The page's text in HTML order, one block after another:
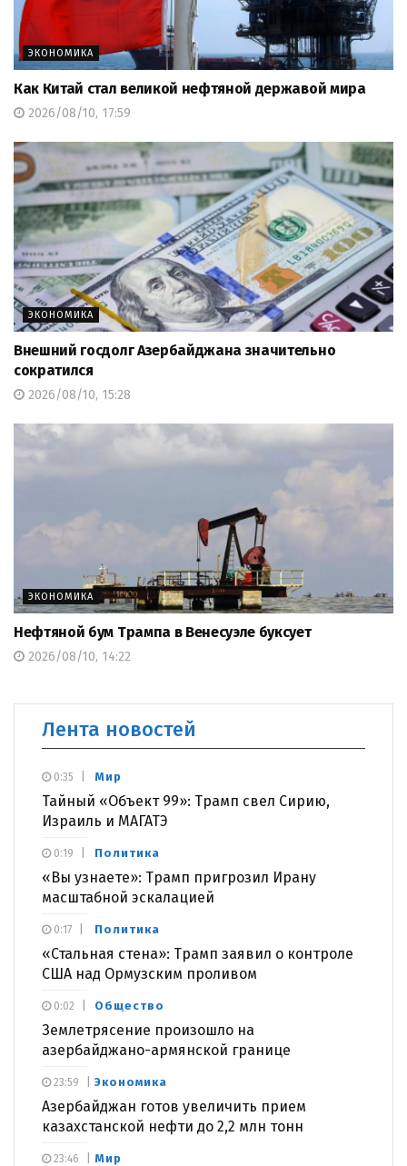
ЭКОНОМИКА
Как Китай стал великой нефтяной державой мира
2026/08/10, 17:59
ЭКОНОМИКА
Внешний госдолг Азербайджана значительно
сократился
2026/08/10, 15:28
ЭКОНОМИКА
Нефтяной бум Трампа в Венесуэле буксует
2026/08/10, 14:22
Лента новостей
Мир
Тайный «Объект 99»: Трамп свел Сирию,
Израиль и МАГАТЭ
0:35
Политика
«Вы узнаете»: Трамп пригрозил Ирану
масштабной эскалацией
0:19
Политика
«Стальная стена»: Трамп заявил о контроле
США над Ормузским проливом
0:17
Общество
Землетрясение произошло на
азербайджано-армянской границе
0:02
Экономика
Азербайджан готов увеличить прием
казахстанской нефти до 2,2 млн тонн
23:59
Мир
23:46